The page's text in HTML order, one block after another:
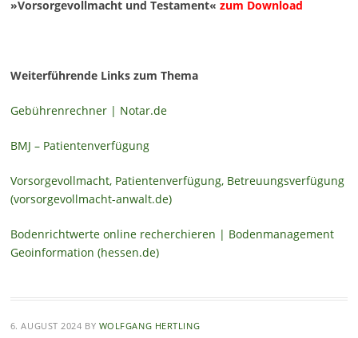
»Vorsorgevollmacht und Testament« zum Download
Weiterführende Links zum Thema
Gebührenrechner | Notar.de
BMJ – Patientenverfügung
Vorsorgevollmacht, Patientenverfügung, Betreuungsverfügung
(vorsorgevollmacht-anwalt.de)
Bodenrichtwerte online recherchieren | Bodenmanagement
Geoinformation (hessen.de)
6. AUGUST 2024 BY WOLFGANG HERTLING